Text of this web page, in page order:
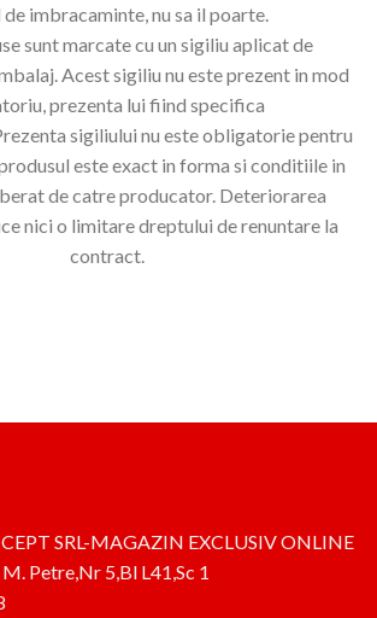
imbracaminte, nu sa il poarte.
sunt marcate cu un sigiliu aplicat de
Acest sigiliu nu este prezent in mod
prezenta lui fiind specifica
sigiliului nu este obligatorie pentru
este exact in forma si conditiile in
de catre producator. Deteriorarea
nici o limitare dreptului de renuntare la
contract.
SRL-MAGAZIN EXCLUSIV ONLINE
Petre,Nr 5,Bl L41,Sc 1